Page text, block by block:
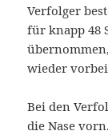
Verfolger
für knapp 48
wieder
Bei den
die Nase